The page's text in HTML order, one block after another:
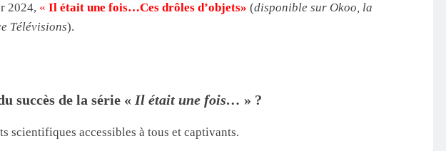
2024, « Il était une fois…Ces drôles d’objets» (disponible sur Okoo, la
Télévisions).
succès de la série « Il était une fois… » ?
scientifiques accessibles à tous et captivants.